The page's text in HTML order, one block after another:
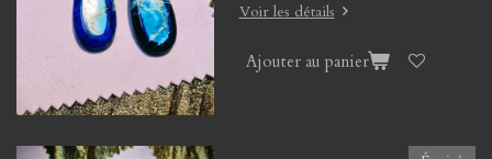
Voir les détails
Ajouter au panier